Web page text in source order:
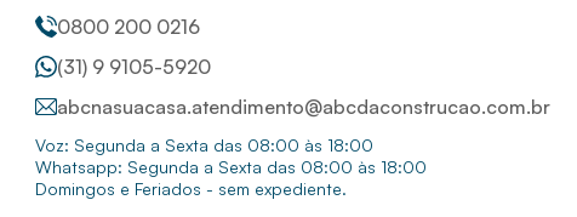
0800 200 0216
(31) 9 9105-5920
abcnasuacasa.atendimento@abcdaconstrucao.com.br
Voz: Segunda a Sexta das 08:00 às 18:00
Whatsapp: Segunda a Sexta das 08:00 às 18:00
Domingos e Feriados - sem expediente.